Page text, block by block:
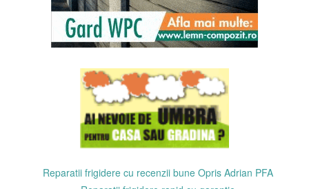
Reparatii frigidere cu recenzii bune Opris Adrian PFA